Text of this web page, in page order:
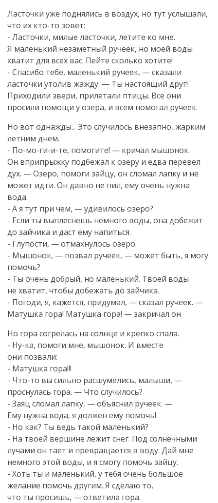
Ласточки уже поднялись в воздух, но тут услышали,
что их кто-то зовет:
- Ласточки, милые ласточки, летите ко мне.
Я маленький незаметный ручеек, но моей воды
хватит для всех вас. Пейте сколько хотите!
- Спасибо тебе, маленький ручеек, — сказали
ласточки утолив жажду. — Ты настоящий друг!
Приходили звери, прилетали птицы. Все они
просили помощи у озера, и всем помогал ручеек.
Но вот однажды... Это случилось внезапно, жарким
летним днем.
- По-мо-ги-и-те, помогите! — кричал мышонок.
Он вприпрыжку подбежал к озеру и едва перевел
дух. — Озеро, помоги зайцу, он сломал лапку и не
может идти. Он давно не пил, ему очень нужна
вода.
- А я тут при чем, — удивилось озеро?
- Если ты выплеснешь немного воды, она добежит
до зайчика и даст ему напиться.
- Глупости, — отмахнулось озеро.
- Мышонок, — позвал ручеек, — может быть, я могу
помочь?
- Ты очень добрый, но маленький. Твоей воды
не хватит, чтобы добежать до зайчика.
- Погоди, я, кажется, придумал, — сказал ручеек. —
Матушка гора! Матушка гора! — закричал он
Но гора согрелась на солнце и крепко спала.
- Ну-ка, помоги мне, мышонок. И вместе
они позвали:
- Матушка гора!!!
- Что-то вы сильно расшумелись, малыши, —
проснулась гора. — Что случилось?
- Заяц сломал лапку, — объяснил ручеек. —
Ему нужна вода, я должен ему помочь!
- Но как? Ты ведь такой маленький?
- На твоей вершине лежит снег. Под солнечными
лучами он тает и превращается в воду. Дай мне
немного этой воды, и я смогу помочь зайцу.
- Хоть ты и маленький, у тебя очень большое
желание помочь другим. Я сделаю то,
что ты просишь, — ответила гора.